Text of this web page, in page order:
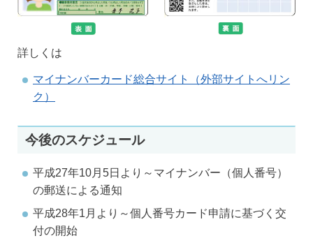
詳しくは
マイナンバーカード総合サイト（外部サイトへリン
ク）
今後のスケジュール
平成27年10月5日より～マイナンバー（個人番号）
の郵送による通知
平成28年1月より～個人番号カード申請に基づく交
付の開始